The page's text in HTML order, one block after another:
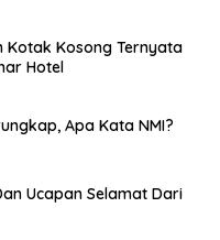
Kotak Kosong Ternyata
Hotel
Apa Kata NMI?
Ucapan Selamat Dari